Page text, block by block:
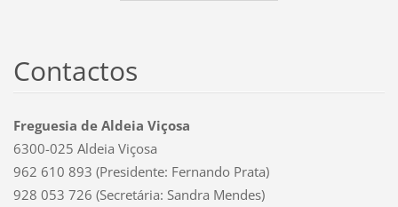
Contactos
Freguesia de Aldeia Viçosa
6300-025 Aldeia Viçosa
962 610 893 (Presidente: Fernando Prata)
928 053 726 (Secretária: Sandra Mendes)